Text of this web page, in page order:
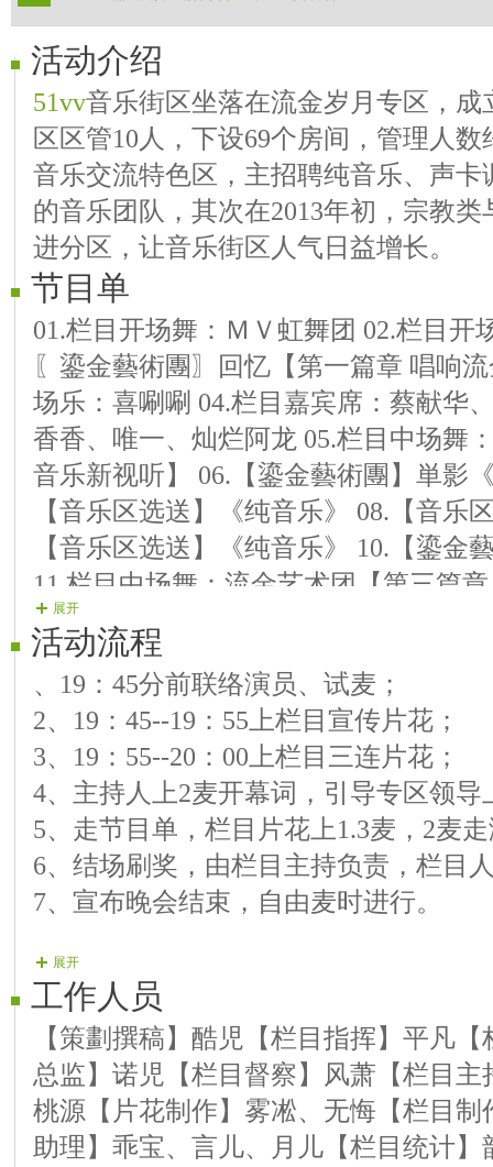
活动介绍
51vv音乐街区坐落在流金岁月专区，成
区区管10人，下设69个房间，管理人
音乐交流特色区，主招聘纯音乐、声
的音乐团队，其次在2013年初，宗教
进分区，让音乐街区人气日益增长。
节目单
01.栏目开场舞：ＭＶ虹舞团 02.栏目开
〖鎏金藝術團〗回忆【第一篇章 唱响
场乐：喜唰唰 04.栏目嘉宾席：蔡献华
香香、唯一、灿烂阿龙 05.栏目中场舞
音乐新视听】 06.【鎏金藝術團】単影
【音乐区选送】《纯音乐》 08.【音乐
【音乐区选送】《纯音乐》 10.【鎏金
11.栏目中场舞：流金艺术团【第三篇
〖鎏金藝術團〗乖宝《今世有缘》 13.
创歌曲》 14.〖鎏金藝術團〗囧囧《还
嘉宾】茴忆《青春舞曲》 16.〖鎏金藝
哥》 17.【藝術藝術團】咖啡《祝福》
《爱的音符》 19.〖鎏金藝術團〗畅想
團】毒鹰《别离的夜晚》 21.〖鎏金藝
22.栏目结场歌:《再见》【鎏金藝術團
ＭＶ虹舞团 24.栏目主题片花导播 25.栏
展开
活动流程
、19：45分前联络演员、试麦；
2、19：45--19：55上栏目宣传片花；
3、19：55--20：00上栏目三连片花；
4、主持人上2麦开幕词，引导专区领导
5、走节目单，栏目片花上1.3麦，2麦
6、结场刷奖，由栏目主持负责，栏目
7、宣布晚会结束，自由麦时进行。
展开
工作人员
【策劃撰稿】酷児【栏目指挥】平凡
总监】诺児【栏目督察】风萧【栏目
桃源【片花制作】雾凇、无悔【栏目
助理】乖宝、言儿、月儿【栏目统计